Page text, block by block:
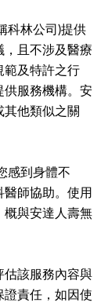
科林公司)提供
，且不涉及醫療
範及特許之行
供服務機構。安
他類似之關
感到身體不
師協助。使用
概與安達人壽無
估該服務內容與
證責任，如因使